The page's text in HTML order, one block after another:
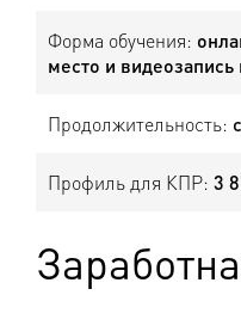
Форма обучения:
место и видеозапись
Продолжительность:
Профиль для КПР: 3